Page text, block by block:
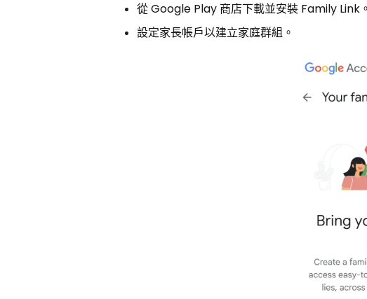
從 Google Play 商店下載並安裝 Family Link。
設定家長帳戶以建立家庭群組。